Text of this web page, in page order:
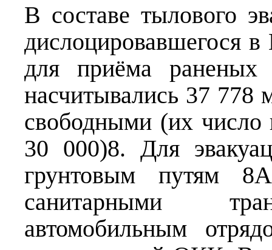
В составе тылового
дислоцировавшегося в
для приёма
насчитывались 37 778
свободными (их число
30 000)8. Для
грунтовым путям
санитарными
автомобильным